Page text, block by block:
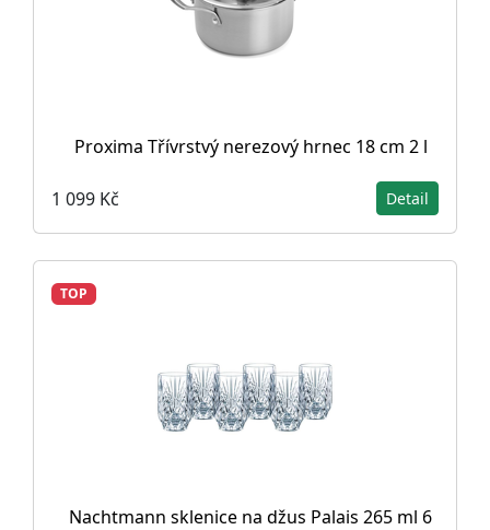
Proxima Třívrstvý nerezový hrnec 18 cm 2 l
1 099 Kč Detail
TOP
Nachtmann sklenice na džus Palais 265 ml 6